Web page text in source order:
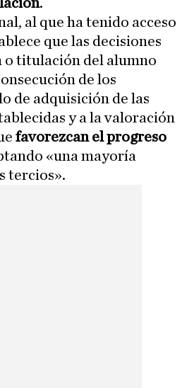
al que ha tenido acceso
que las decisiones
o titulación del alumno
de los
de adquisición de las
y a la valoración
favorezcan el progreso
«una mayoría
tercios».